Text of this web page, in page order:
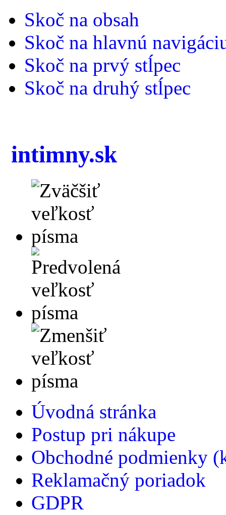
Skoč na obsah
Skoč na hlavnú
Skoč na prvý stĺpec
Skoč na druhý stĺpec
intimny.sk
Úvodná stránka
Postup pri nákupe
Obchodné podmienky
Reklamačný poriadok
GDPR